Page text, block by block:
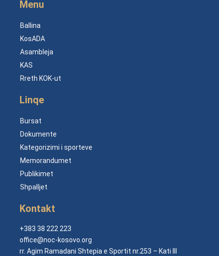
Menu
Ballina
KosADA
Asambleja
KAS
Rreth KOK-ut
Linqe
Bursat
Dokumente
Kategorizimi i sporteve
Memorandumet
Publikimet
Shpalljet
Kontakt
+383 38 222 223
office@noc-kosovo.org
rr. Agim Ramadani Shtepia e Sportit nr.253 – Kati III